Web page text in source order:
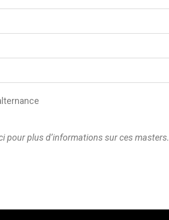
pour plus d’informations sur ces masters.